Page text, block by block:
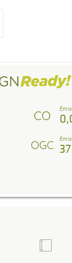
37